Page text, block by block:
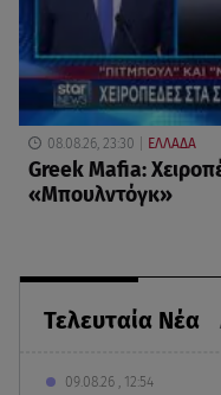
Τελευταία Νέα
09.08.26 , 12:54
08.08.26, 23:30 ΕΛΛΑΔΑ
Greek Mafia:
«Μπουλντόγκ»